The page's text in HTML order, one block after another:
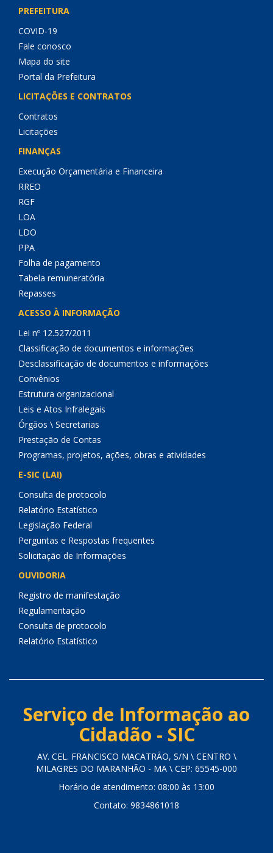
PREFEITURA
COVID-19
Fale conosco
Mapa do site
Portal da Prefeitura
LICITAÇÕES E CONTRATOS
Contratos
Licitações
FINANÇAS
Execução Orçamentária e Financeira
RREO
RGF
LOA
LDO
PPA
Folha de pagamento
Tabela remuneratória
Repasses
ACESSO À INFORMAÇÃO
Lei nº 12.527/2011
Classificação de documentos e informações
Desclassificação de documentos e informações
Convênios
Estrutura organizacional
Leis e Atos Infralegais
Órgãos \ Secretarias
Prestação de Contas
Programas, projetos, ações, obras e atividades
E-SIC (LAI)
Consulta de protocolo
Relatório Estatístico
Legislação Federal
Perguntas e Respostas frequentes
Solicitação de Informações
OUVIDORIA
Registro de manifestação
Regulamentação
Consulta de protocolo
Relatório Estatístico
Serviço de Informação ao
Cidadão - SIC
AV. CEL. FRANCISCO MACATRÃO, S/N \ CENTRO \
MILAGRES DO MARANHÃO - MA \ CEP: 65545-000
Horário de atendimento: 08:00 às 13:00
Contato: 9834861018